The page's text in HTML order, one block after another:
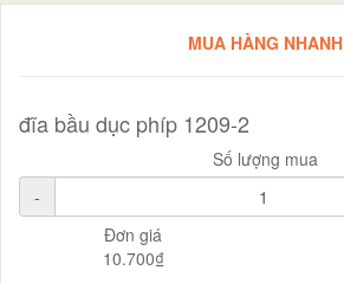
MUA HÀNG NHANH
đĩa bầu dục phíp 1209-2
Số lượng mua
-
Đơn giá
10.700₫